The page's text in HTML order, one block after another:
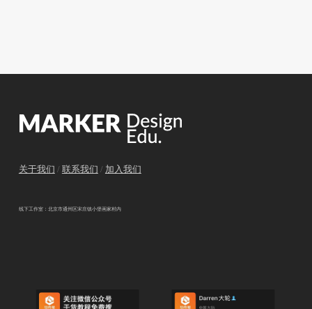
关于我们 / 联系我们 / 加入我们
线下工作室：北京市通州区宋庄镇小堡画家村内